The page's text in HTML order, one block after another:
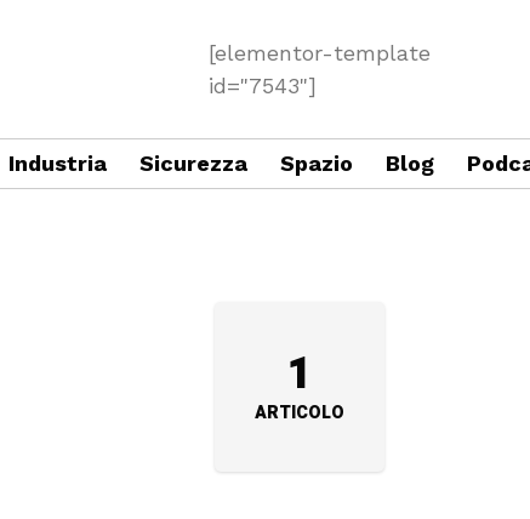
[elementor-template
id="7543"]
Industria Sicurezza Spazio Blog
1
ARTICOLO